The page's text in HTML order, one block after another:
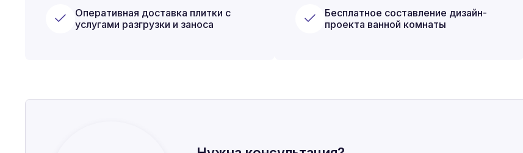
Оперативная доставка плитки с
услугами разгрузки и заноса
Бесплатное составление дизайн-
проекта ванной комнаты